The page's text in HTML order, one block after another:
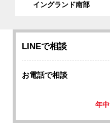
イングランド南部
LINEで相談
お電話で相談
年